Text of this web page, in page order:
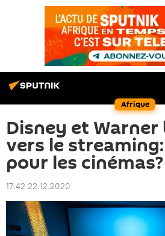
Afrique
Disney et
vers le
pour les cinémas?
17:42 22.12.2020